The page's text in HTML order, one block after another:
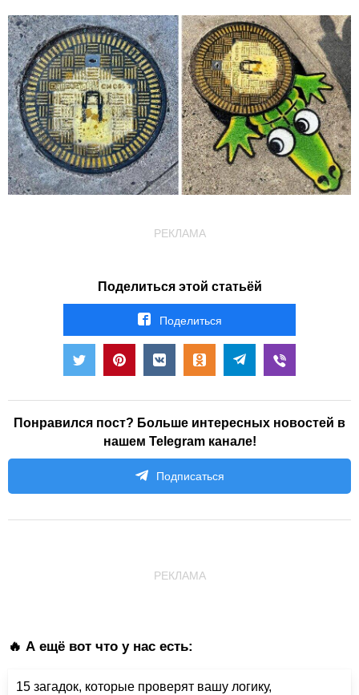
РЕКЛАМА
Поделиться этой статьёй
Поделиться
Понравился пост? Больше интересных новостей в
нашем Telegram канале!
Подписаться
РЕКЛАМА
🔥 А ещё вот что у нас есть:
15 загадок, которые проверят вашу логику,